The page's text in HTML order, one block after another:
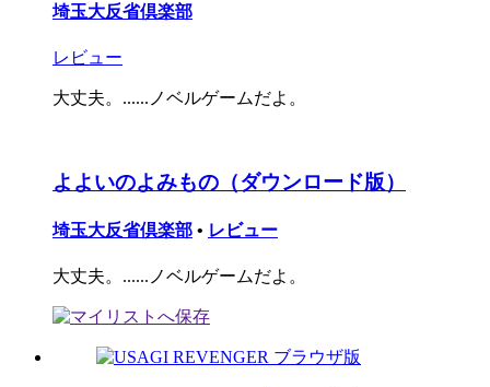
埼玉大反省倶楽部
レビュー
大丈夫。......ノベルゲームだよ。
よよいのよみもの（ダウンロード版）
埼玉大反省倶楽部 • レビュー
大丈夫。......ノベルゲームだよ。